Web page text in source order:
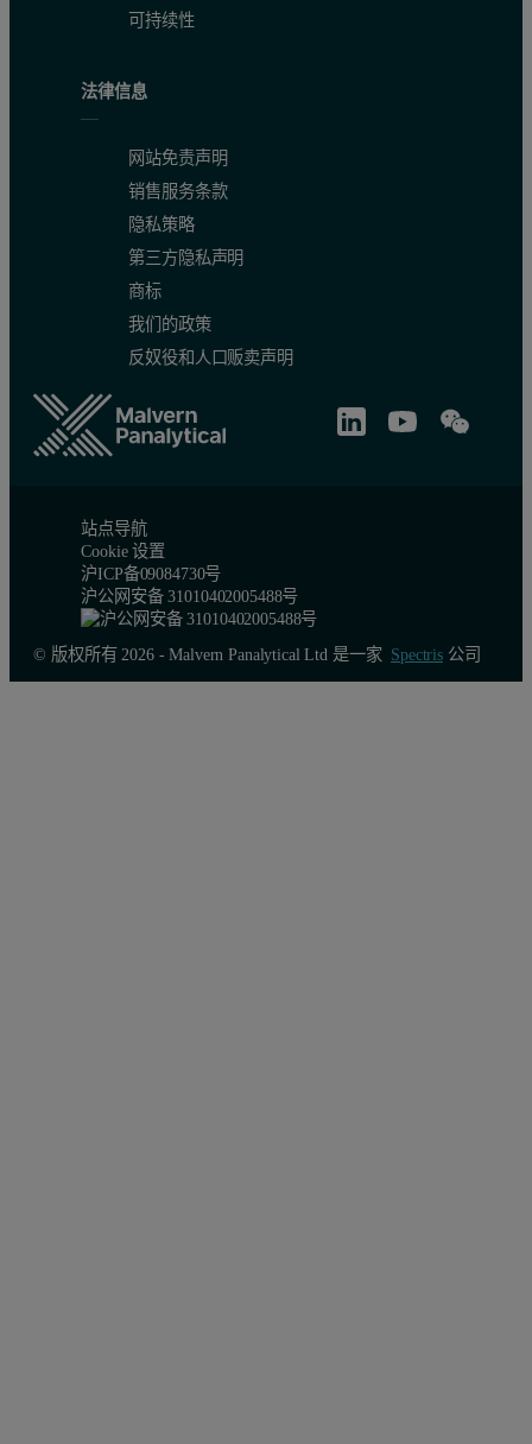
可持续性
法律信息
网站免责声明
销售服务条款
隐私策略
第三方隐私声明
商标
我们的政策
反奴役和人口贩卖声明
站点导航
Cookie 设置
沪ICP备09084730号
沪公网安备 31010402005488号
© 版权所有 2026 - Malvern Panalytical Ltd 是一家 Spectris公司